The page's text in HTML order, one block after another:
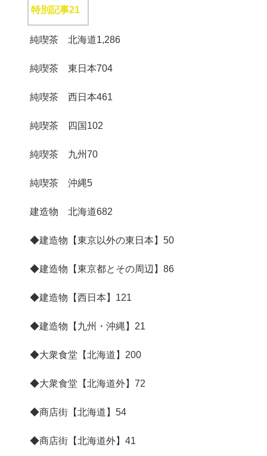
特別記事21
純喫茶 北海道1,286
純喫茶 東日本704
純喫茶 西日本461
純喫茶 四国 102
純喫茶 九州70
純喫茶 沖縄5
建造物 北海道682
◆建造物【東京以外の東日本】 50
◆建造物【東京都とその周辺】 86
◆建造物【西日本】 121
◆建造物【九州・沖縄】 21
◆大衆食堂【北海道】 200
◆大衆食堂【北海道外】 72
◆商店街【北海道】 54
◆商店街【北海道外】 41